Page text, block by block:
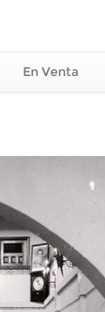
En Venta